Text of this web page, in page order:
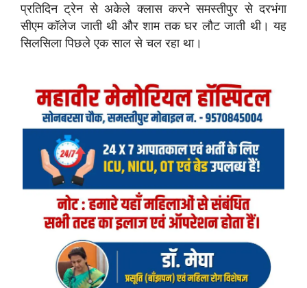
प्रतिदिन ट्रेन से अकेले क्लास करने समस्तीपुर से दरभंगा
सीएम कॉलेज जाती थी और शाम तक घर लौट जाती थी। यह
सिलसिला पिछले एक साल से चल रहा था।